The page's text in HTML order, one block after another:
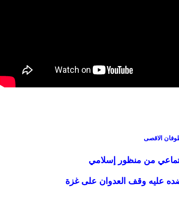
الاقصى
من منظور إسلامي
ضده عليه وقف العدوان على غزة